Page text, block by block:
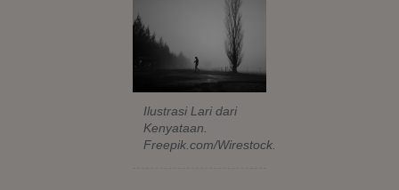
Ilustrasi Lari dari
Kenyataan.
Freepik.com/Wirestock.